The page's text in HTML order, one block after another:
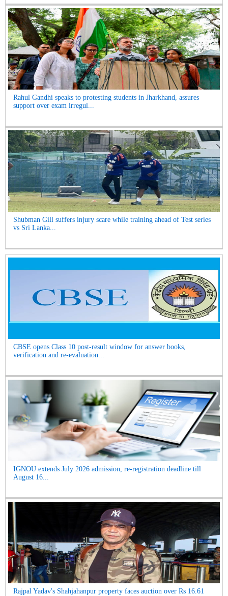
Rahul Gandhi speaks to protesting students in Jharkhand, assures
support over exam irregul...
Shubman Gill suffers injury scare while training ahead of Test series
vs Sri Lanka...
CBSE opens Class 10 post-result window for answer books,
verification and re-evaluation...
IGNOU extends July 2026 admission, re-registration deadline till
August 16...
Rajpal Yadav's Shahjahanpur property faces auction over Rs 16.61